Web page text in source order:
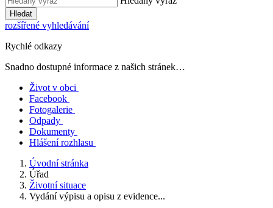
Hledat
rozšířené vyhledávání
Rychlé odkazy
Snadno dostupné informace z našich stránek…
Život v obci
Facebook
Fotogalerie
Odpady
Dokumenty
Hlášení rozhlasu
Úvodní stránka
Úřad
Životní situace
Vydání výpisu a opisu z evidence...